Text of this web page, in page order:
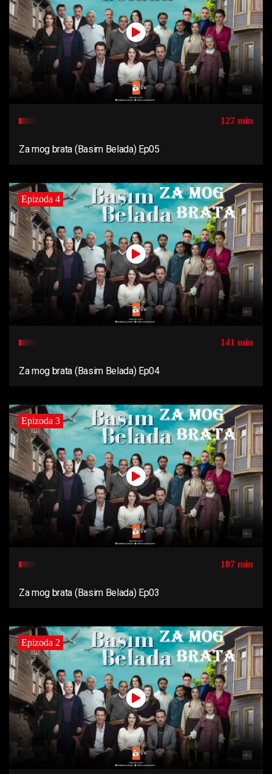
127 min
Za mog brata (Basim Belada) Ep05
Epizoda 4
141 min
Za mog brata (Basim Belada) Ep04
Epizoda 3
187 min
Za mog brata (Basim Belada) Ep03
Epizoda 2